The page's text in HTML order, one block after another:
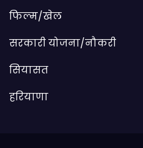
फिल्म/खेल
सरकारी योजना/नौकरी
सियासत
हरियाणा